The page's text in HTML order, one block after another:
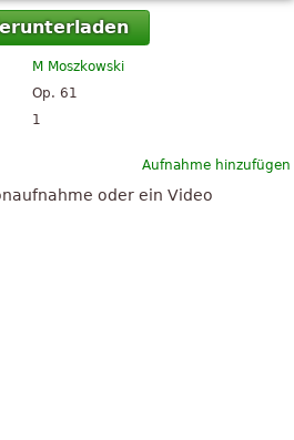
M Moszkowski
Op. 61
1
Aufnahme hinzufügen
oder ein Video